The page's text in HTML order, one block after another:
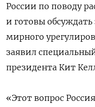
России по поводу
и готовы обсуждать
мирного
заявил
президента Кит
«Этот вопрос